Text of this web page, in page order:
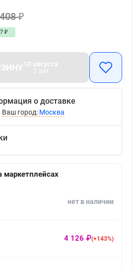
₽
₽
10 августа
о доставке
Москва
маркетплейсах
нет в наличии
4 126 ₽(+143%)